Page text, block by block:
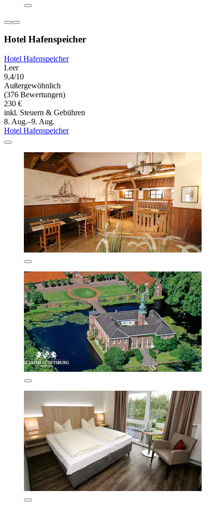
Hotel Hafenspeicher
Hotel Hafenspeicher
Leer
9,4/10
Außergewöhnlich
(376 Bewertungen)
230 €
inkl. Steuern & Gebühren
8. Aug.–9. Aug.
Hotel Hafenspeicher